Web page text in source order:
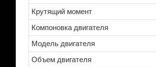
Крутящий момент
Компоновка двигателя
Модель двигателя
Объем двигателя